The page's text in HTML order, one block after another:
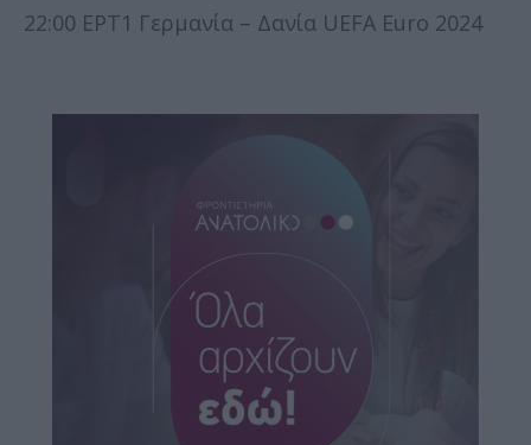
22:00 ΕΡΤ1 Γερμανία – Δανία UEFA Euro 2024